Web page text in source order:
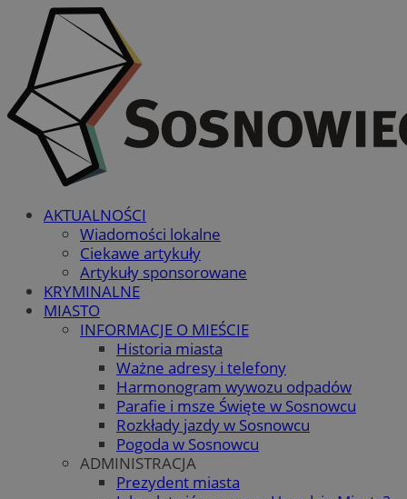
AKTUALNOŚCI
Wiadomości lokalne
Ciekawe artykuły
Artykuły sponsorowane
KRYMINALNE
MIASTO
INFORMACJE O MIEŚCIE
Historia miasta
Ważne adresy i telefony
Harmonogram wywozu odpadów
Parafie i msze Święte w Sosnowcu
Rozkłady jazdy w Sosnowcu
Pogoda w Sosnowcu
ADMINISTRACJA
Prezydent miasta